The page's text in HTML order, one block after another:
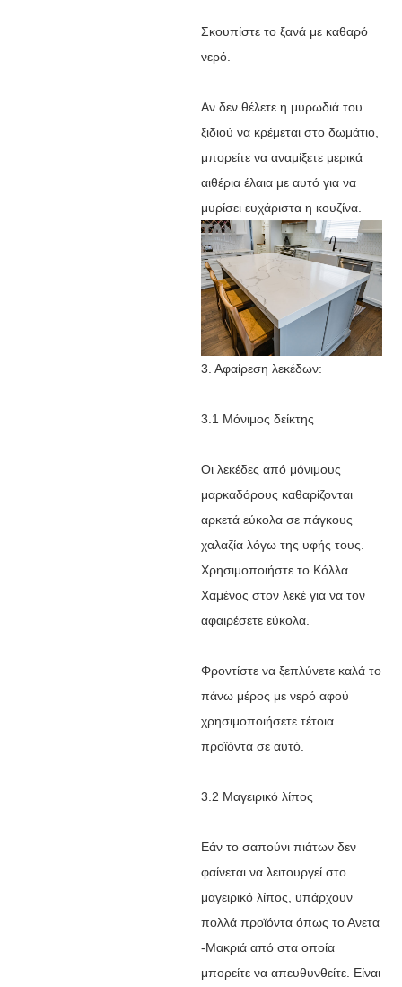
Σκουπίστε το ξανά με καθαρό
νερό.
Αν δεν θέλετε η μυρωδιά του
ξιδιού να κρέμεται στο δωμάτιο,
μπορείτε να αναμίξετε μερικά
αιθέρια έλαια με αυτό για να
μυρίσει ευχάριστα η κουζίνα.
3. Αφαίρεση λεκέδων:
3.1 Μόνιμος δείκτης
Οι λεκέδες από μόνιμους
μαρκαδόρους καθαρίζονται
αρκετά εύκολα σε πάγκους
χαλαζία λόγω της υφής τους.
Χρησιμοποιήστε το Κόλλα
Χαμένος στον λεκέ για να τον
αφαιρέσετε εύκολα.
Φροντίστε να ξεπλύνετε καλά το
πάνω μέρος με νερό αφού
χρησιμοποιήσετε τέτοια
προϊόντα σε αυτό.
3.2 Μαγειρικό λίπος
Εάν το σαπούνι πιάτων δεν
φαίνεται να λειτουργεί στο
μαγειρικό λίπος, υπάρχουν
πολλά προϊόντα όπως το Ανετα
-Μακριά από στα οποία
μπορείτε να απευθυνθείτε. Είναι